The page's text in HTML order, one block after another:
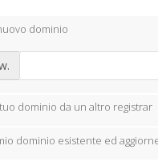
dominio
dominio da un altro registrar
dominio esistente ed